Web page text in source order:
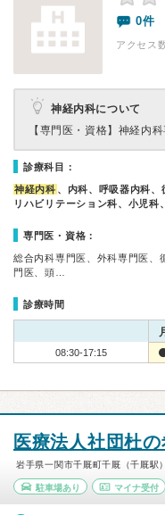
0件
アクセス
神経内科について
【専門医・資格】 神経内
診療科目：
神経内科 、内科、呼吸器内科、
リハビリテーション科、小児科
専門医・資格：
総合内科専門医、外科専門医、
門医、頭…
診療時間
08:30-17:15
医療法人社団杜
岩手県一関市千厩町千厩（千厩駅）
駐車場あり マイナ受付